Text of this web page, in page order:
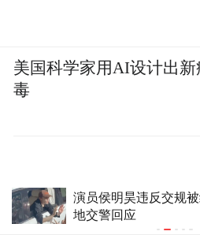
刚过去的这辆的士 车载监控离
布控球智能预警立功，查处违规
美国科学家用AI设计出新
毒